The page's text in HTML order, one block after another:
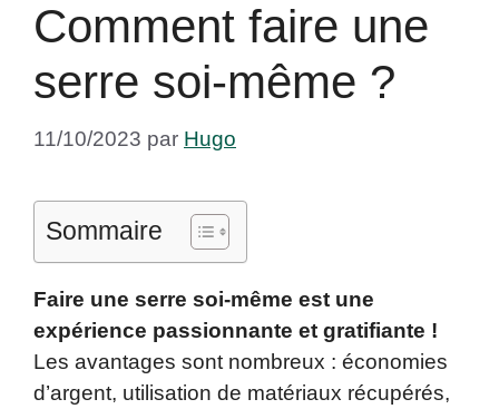
Comment faire une
serre soi-même ?
11/10/2023 par Hugo
Sommaire
Faire une serre soi-même est une
expérience passionnante et gratifiante !
Les avantages sont nombreux : économies
d’argent, utilisation de matériaux récupérés,